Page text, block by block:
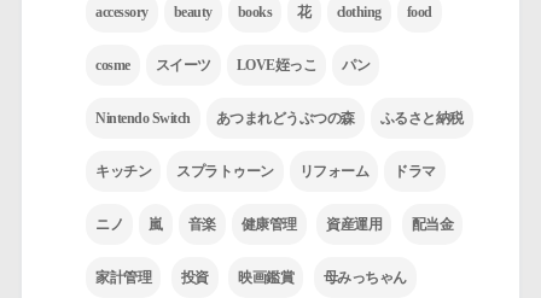
accessory beauty books 花 clothing food
cosme スイーツ LOVE姪っこ パン
Nintendo Switch あつまれどうぶつの森 ふるさと納税
キッチン スプラトゥーン リフォーム ドラマ
ニノ 嵐 音楽 健康管理 資産運用 配当金
家計管理 投資 映画鑑賞 母みっちゃん